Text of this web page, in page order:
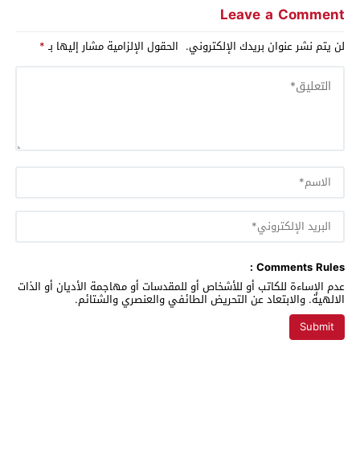
Leave a Comment
لن يتم نشر عنوان بريدك الإلكتروني. الحقول الإلزامية مشار إليها بـ*
Comments Rules :
عدم الإساءة للكاتب أو للأشخاص أو للمقدسات أو مهاجمة الأديان أو الذات
الالهية. والابتعاد عن التحريض الطائفي والعنصري والشتائم.